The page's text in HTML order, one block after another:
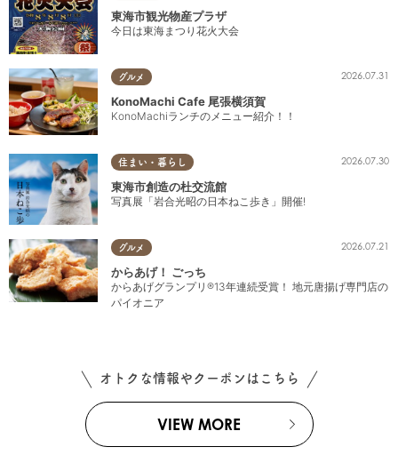
東海市観光物産プラザ
今日は東海まつり花火大会
グルメ 2026.07.31
KonoMachi Cafe 尾張横須賀
KonoMachiランチのメニュー紹介！！
住まい・暮らし 2026.07.30
東海市創造の杜交流館
写真展「岩合光昭の日本ねこ歩き」開催!
グルメ 2026.07.21
からあげ！ ごっち
からあげグランプリ®13年連続受賞！ 地元唐揚げ専門店の
パイオニア
オトクな情報やクーポンはこちら
VIEW MORE